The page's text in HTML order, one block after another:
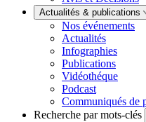
Actualités & publications
Nos événements
Actualités
Infographies
Publications
Vidéothéque
Podcast
Communiqués de
Recherche par mots-clés